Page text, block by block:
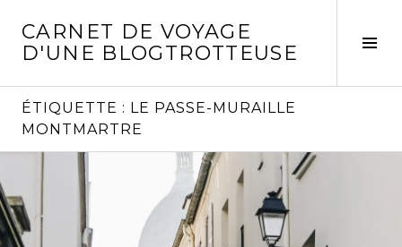
contenu
CARNET DE VOYAGE
D'UNE BLOGTROTTEUSE
ÉTIQUETTE : LE PASSE-MURAILLE
MONTMARTRE